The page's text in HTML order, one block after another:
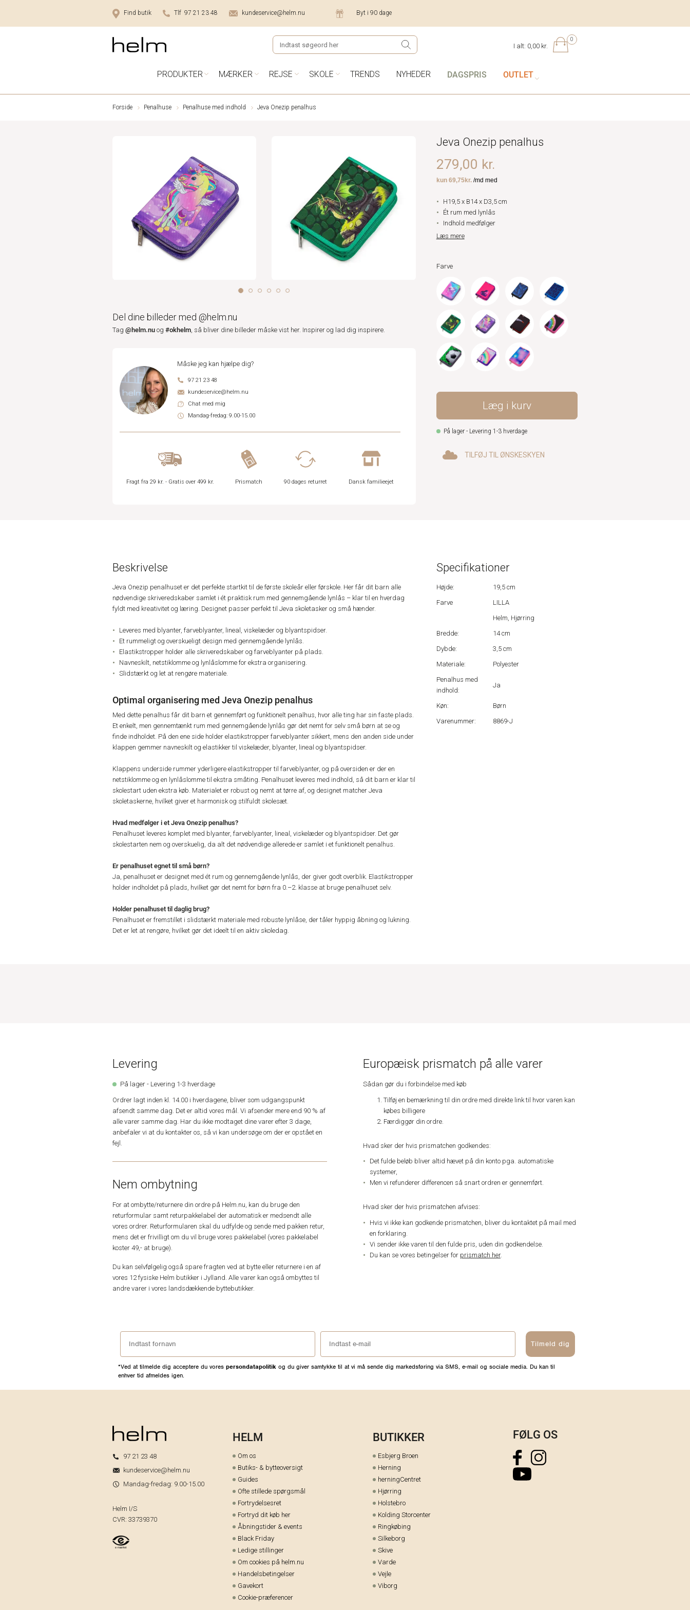
Find butik Tlf 97 21 23 48 kundeservice@helm.nu Byt i 90 dage
0
I alt: 0,00 kr.
PRODUKTER MÆRKER REJSE SKOLE TRENDS NYHEDER DAGSPRIS OUTLET
Forside Penalhuse Penalhuse med indhold Jeva Onezip penalhus
Del dine billeder med @helm.nu
Tag @helm.nu og #okhelm, så bliver dine billeder måske vist her. Inspirer og lad dig inspirere.
Måske jeg kan hjælpe dig?
97 21 23 48
kundeservice@helm.nu
Chat med mig
Mandag-fredag: 9.00-15.00
Fragt fra 29 kr. - Gratis over 499 kr. Prismatch 90 dages returret Dansk familieejet
Jeva Onezip penalhus
279,00 kr.
H19,5 x B14 x D3,5 cm
Ét rum med lynlås
Indhold medfølger
Læs mere
Farve
Læg i kurv
På lager - Levering 1-3 hverdage
TILFØJ TIL ØNSKESKYEN
Beskrivelse
Jeva Onezip penalhuset er det perfekte startkit til de første skoleår eller førskole. Her får dit barn alle
nødvendige skriveredskaber samlet i ét praktisk rum med gennemgående lynlås – klar til en hverdag
fyldt med kreativitet og læring. Designet passer perfekt til Jeva skoletasker og små hænder.
Leveres med blyanter, farveblyanter, lineal, viskelæder og blyantspidser.
Et rummeligt og overskueligt design med gennemgående lynlås.
Elastikstropper holder alle skriveredskaber og farveblyanter på plads.
Navneskilt, netstiklomme og lynlåslomme for ekstra organisering.
Slidstærkt og let at rengøre materiale.
Optimal organisering med Jeva Onezip penalhus
Med dette penalhus får dit barn et gennemført og funktionelt penalhus, hvor alle ting har sin faste plads.
Et enkelt, men gennemtænkt rum med gennemgående lynlås gør det nemt for selv små børn at se og
finde indholdet. På den ene side holder elastikstropper farveblyanter sikkert, mens den anden side under
klappen gemmer navneskilt og elastikker til viskelæder, blyanter, lineal og blyantspidser.
Klappens underside rummer yderligere elastikstropper til farveblyanter, og på oversiden er der en
netstiklomme og en lynlåslomme til ekstra småting. Penalhuset leveres med indhold, så dit barn er klar til
skolestart uden ekstra køb. Materialet er robust og nemt at tørre af, og designet matcher Jeva
skoletaskerne, hvilket giver et harmonisk og stilfuldt skolesæt.
Hvad medfølger i et Jeva Onezip penalhus?
Penalhuset leveres komplet med blyanter, farveblyanter, lineal, viskelæder og blyantspidser. Det gør
skolestarten nem og overskuelig, da alt det nødvendige allerede er samlet i et funktionelt penalhus.
Er penalhuset egnet til små børn?
Ja, penalhuset er designet med ét rum og gennemgående lynlås, der giver godt overblik. Elastikstropper
holder indholdet på plads, hvilket gør det nemt for børn fra 0.–2. klasse at bruge penalhuset selv.
Holder penalhuset til daglig brug?
Penalhuset er fremstillet i slidstærkt materiale med robuste lynlåse, der tåler hyppig åbning og lukning.
Det er let at rengøre, hvilket gør det ideelt til en aktiv skoledag.
Specifikationer
Højde:
19,5 cm
Farve
LILLA
Helm, Hjørring
Bredde:
14 cm
Dybde:
3,5 cm
Materiale:
Polyester
Penalhus med
indhold:
Ja
Køn:
Børn
Varenummer:
8869-J
Levering
På lager - Levering 1-3 hverdage
Ordrer lagt inden kl. 14.00 i hverdagene, bliver som udgangspunkt
afsendt samme dag. Det er altid vores mål. Vi afsender mere end 90 % af
alle varer samme dag. Har du ikke modtaget dine varer efter 3 dage,
anbefaler vi at du kontakter os, så vi kan undersøge om der er opstået en
fejl.
Nem ombytning
For at ombytte/returnere din ordre på Helm.nu, kan du bruge den
returformular samt returpakkelabel der automatisk er medsendt alle
vores ordrer. Returformularen skal du udfylde og sende med pakken retur,
mens det er frivilligt om du vil bruge vores pakkelabel (vores pakkelabel
koster 49,- at bruge).
Du kan selvfølgelig også spare fragten ved at bytte eller returnere i en af
vores 12 fysiske Helm butikker i Jylland. Alle varer kan også ombyttes til
andre varer i vores landsdækkende byttebutikker.
Europæisk prismatch på alle varer
Sådan gør du i forbindelse med køb
Tilføj en bemærkning til din ordre med direkte link til hvor varen kan
købes billigere
Færdiggør din ordre.
Hvad sker der hvis prismatchen godkendes:
Det fulde beløb bliver altid hævet på din konto pga. automatiske
systemer,
Men vi refunderer differencen så snart ordren er gennemført.
Hvad sker der hvis prismatchen afvises:
Hvis vi ikke kan godkende prismatchen, bliver du kontaktet på mail med
en forklaring.
Vi sender ikke varen til den fulde pris, uden din godkendelse.
Du kan se vores betingelser for prismatch her.
Tilmeld dig
*Ved at tilmelde dig acceptere du vores persondatapolitik og du giver samtykke til at vi må sende dig markedsføring via SMS, e-mail og sociale media. Du kan til
enhver tid afmeldes igen.
97 21 23 48
kundeservice@helm.nu
Mandag-fredag: 9.00-15.00
Helm I/S
CVR: 33739370
HELM
Om os
Butiks- & bytteoversigt
Guides
Ofte stillede spørgsmål
Fortrydelsesret
Fortryd dit køb her
Åbningstider & events
Black Friday
Ledige stillinger
Om cookies på helm.nu
Handelsbetingelser
Gavekort
Cookie-præferencer
BUTIKKER
Esbjerg Broen
Herning
herningCentret
Hjørring
Holstebro
Kolding Storcenter
Ringkøbing
Silkeborg
Skive
Varde
Vejle
Viborg
FØLG OS